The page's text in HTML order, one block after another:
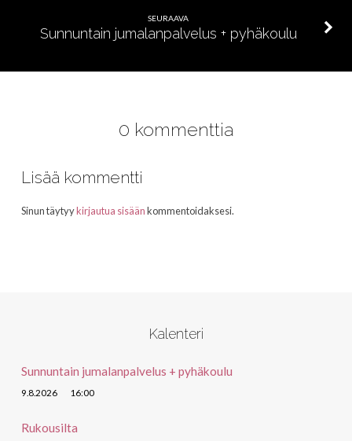
SEURAAVA
Sunnuntain jumalanpalvelus + pyhäkoulu
0 kommenttia
Lisää kommentti
Sinun täytyykirjautua sisäänkommentoidaksesi.
Kalenteri
Sunnuntain jumalanpalvelus + pyhäkoulu
9.8.2026 16:00
Rukousilta